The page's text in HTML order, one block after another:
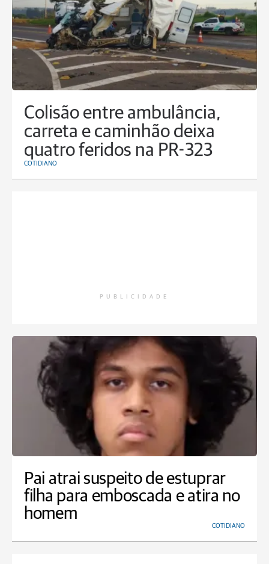
Colisão entre ambulância,
carreta e caminhão deixa
quatro feridos na PR-323
COTIDIANO
PUBLICIDADE
Pai atrai suspeito de estuprar
filha para emboscada e atira no
homem
COTIDIANO